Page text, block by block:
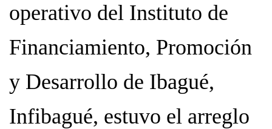
operativo del Instituto de
Financiamiento, Promoción
y Desarrollo de Ibagué,
Infibagué, estuvo el arreglo